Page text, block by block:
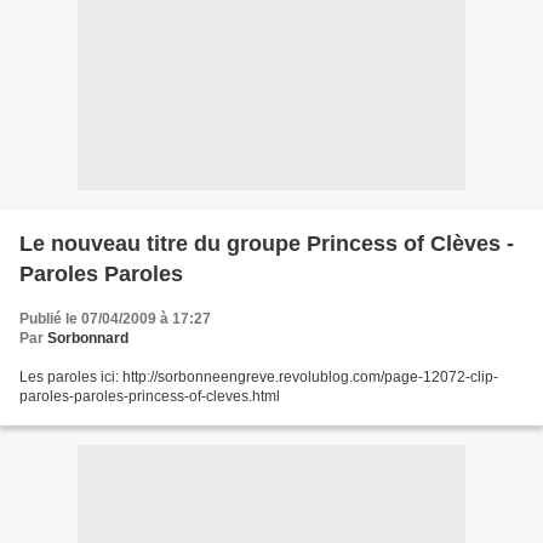
Le nouveau titre du groupe Princess of Clèves -
Paroles Paroles
Publié le 07/04/2009 à 17:27
Par Sorbonnard
Les paroles ici: http://sorbonneengreve.revolublog.com/page-12072-clip-
paroles-paroles-princess-of-cleves.html